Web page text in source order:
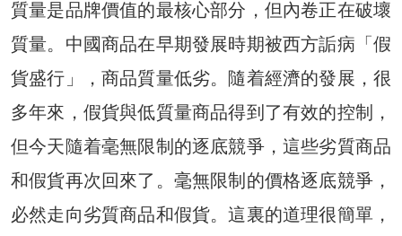
質量是品牌價值的最核心部分，但內卷正在破壞
質量。中國商品在早期發展時期被西方詬病「假
貨盛行」，商品質量低劣。隨着經濟的發展，很
多年來，假貨與低質量商品得到了有效的控制，
但今天隨着毫無限制的逐底競爭，這些劣質商品
和假貨再次回來了。毫無限制的價格逐底競爭，
必然走向劣質商品和假貨。這裏的道理很簡單，